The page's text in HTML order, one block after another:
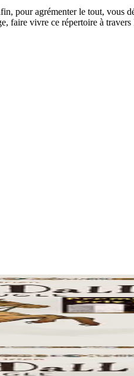
pour agrémenter le tout, vous
faire vivre ce répertoire à travers
moment musical grâce à...